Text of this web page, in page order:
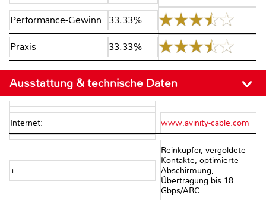
Performance-Gewinn 33.33%
Praxis 33.33%
Ausstattung & technische Daten
Internet: www.avinity-cable.com
+
Reinkupfer, vergoldete
Kontakte, optimierte
Abschirmung,
Übertragung bis 18
Gbps/ARC